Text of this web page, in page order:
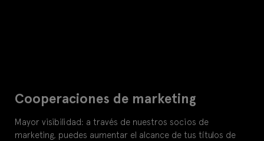
Cooperaciones de marketing
Mayor visibilidad: a través de nuestros socios de
marketing, puedes aumentar el alcance de tus títulos de